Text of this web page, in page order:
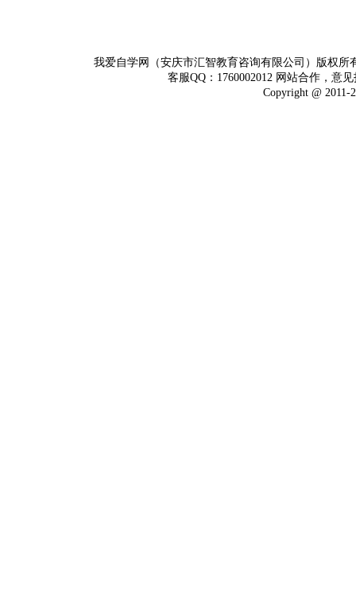
我爱自学网（安庆市汇智教育咨询有限公司）版权
客服QQ：1760002012 网站合作，意
Copyright @